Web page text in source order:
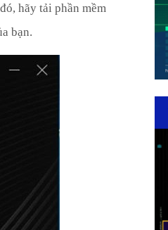
hãy tải phần mềm
bạn.